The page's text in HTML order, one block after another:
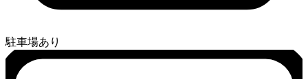
駐車場あり